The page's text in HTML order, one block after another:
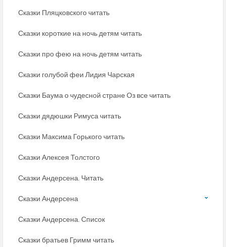
Сказки Пляцковского читать
Сказки короткие на ночь детям читать
Сказки про фею на ночь детям читать
Сказки голубой феи Лидия Чарская
Сказки Баума о чудесной стране Оз все читать
Сказки дядюшки Римуса читать
Сказки Максима Горького читать
Сказки Алексея Толстого
Сказки Андерсена. Читать
Сказки Андерсена
Сказки Андерсена. Список
Сказки братьев Гримм читать